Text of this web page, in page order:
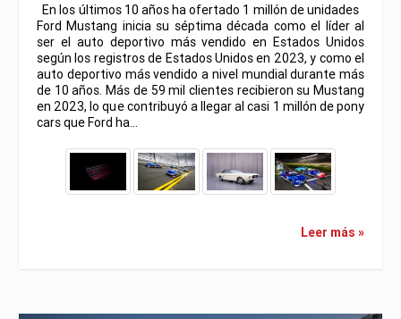
En los últimos 10 años ha ofertado 1 millón de unidades
Ford Mustang inicia su séptima década como el líder al
ser el auto deportivo más vendido en Estados Unidos
según los registros de Estados Unidos en 2023, y como el
auto deportivo más vendido a nivel mundial durante más
de 10 años. Más de 59 mil clientes recibieron su Mustang
en 2023, lo que contribuyó a llegar al casi 1 millón de pony
cars que Ford ha…
Leer más »